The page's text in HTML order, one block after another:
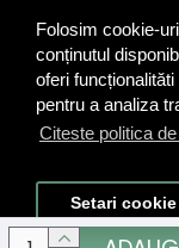
Folosim cookie-
conținutul
oferi
pentru a analiza
Citeste politica
Setari cookie
© 2024 CARUSEL
drepturile rezervate -